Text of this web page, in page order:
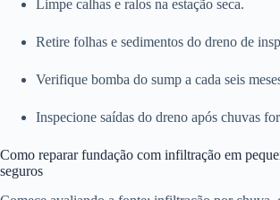
Limpe calhas e ralos na estação seca.
Retire folhas e sedimentos do dreno de
Verifique bomba do sump a cada seis
Inspecione saídas do dreno após chuvas
Como reparar fundação com infiltração em
seguros